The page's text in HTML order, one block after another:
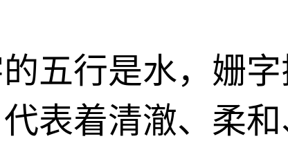
五行是水，姗
表着清澈、柔